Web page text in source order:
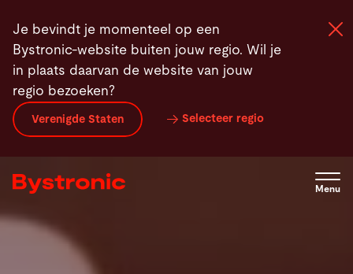
en
naar
de
inhoud
gaan
Je bevindt je momenteel op een
Bystronic-website buiten jouw regio. Wil je
in plaats daarvan de website van jouw
regio bezoeken?
Verenigde Staten Selecteer regio
Menu
Machines en Software
Service
Newsroom